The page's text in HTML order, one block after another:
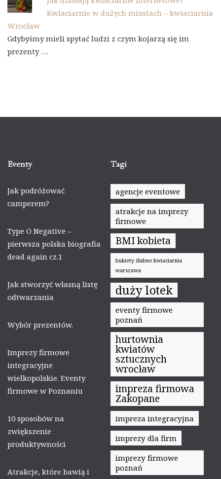
Kwiaciarnie w dużych miastach – kwiaciarnia
Wrocław
Gdybyśmy mieli spytać ludzi z czym kojarzą się im
prezenty …
Eventy
Jak podróżować
camperem?
Type O Negative –
pierwsza polska biografia
dead again cz.1
Jak stworzyć własną listę
odtwarzania
Wybór prezentów.
Imprezy firmowe
integracyjne
wielkopolskie. Eventy
firmowe w Poznaniu
10 sposobów na
zwiększenie
produktywności
Atrakcje, które bawią i
Tagi
agencje eventowe
atrakcje na imprezy
firmowe
BMI kobieta
bukiety ślubne kwiaciarnia
warszawa
duży lotek
eventy firmowe
poznań
hurtownia
kwiatów
sztucznych
wrocław
impreza firmowa
Zakopane
impreza integracyjna
imprezy dla firm
imprezy firmowe
poznań